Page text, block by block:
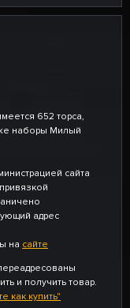
652 торса,
наборы Милый
сайта
адрес
на сайте
и получить товар.
как купить"